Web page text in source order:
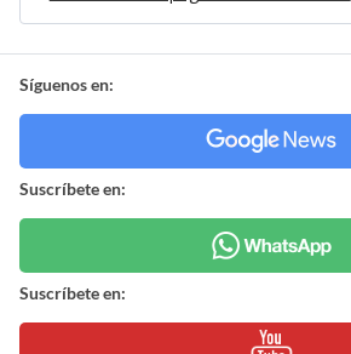
Síguenos en:
Suscríbete en:
Suscríbete en: